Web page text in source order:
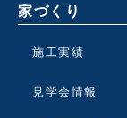
家づくり
施工実績
見学会情報